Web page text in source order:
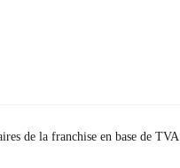
de la franchise en base de TVA